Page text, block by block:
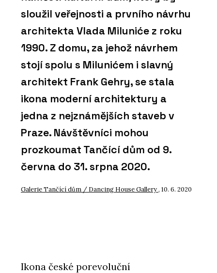
sloužil veřejnosti a prvního návrhu
architekta Vlada Miluniće z roku
1990. Z domu, za jehož návrhem
stojí spolu s Milunićem i slavný
architekt Frank Gehry, se stala
ikona moderní architektury a
jedna z nejznámějších staveb v
Praze. Návštěvníci mohou
prozkoumat Tančící dům od 9.
června do 31. srpna 2020.
Galerie Tančící dům / Dancing House Gallery , 10. 6. 2020
Ikona české porevoluční